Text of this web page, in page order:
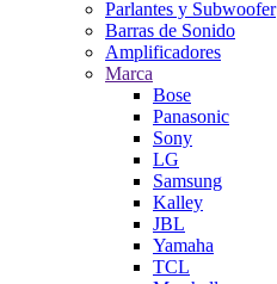
Parlantes y Subwoofer
Barras de Sonido
Amplificadores
Marca
Bose
Panasonic
Sony
LG
Samsung
Kalley
JBL
Yamaha
TCL